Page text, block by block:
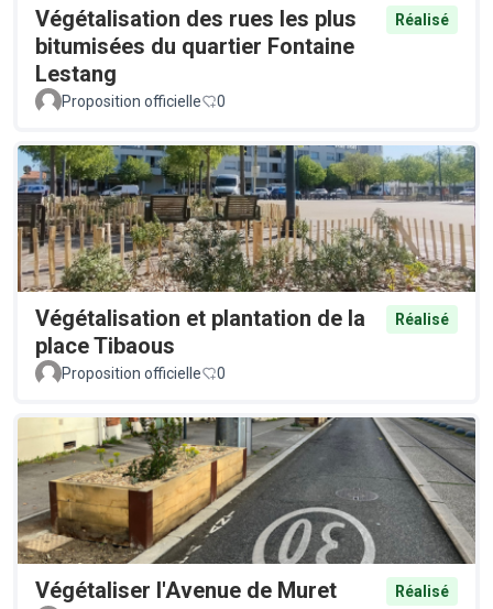
Végétalisation des rues les plus
bitumisées du quartier Fontaine
Lestang
Réalisé
Proposition officielle 0
Végétalisation et plantation de la
place Tibaous
Réalisé
Proposition officielle 0
Végétaliser l'Avenue de Muret
Réalisé